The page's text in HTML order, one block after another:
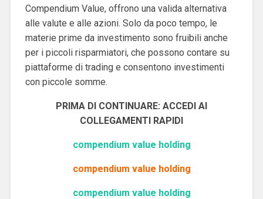
Compendium Value, offrono una valida alternativa
alle valute e alle azioni. Solo da poco tempo, le
materie prime da investimento sono fruibili anche
per i piccoli risparmiatori, che possono contare su
piattaforme di trading e consentono investimenti
con piccole somme.
PRIMA DI CONTINUARE: ACCEDI AI
COLLEGAMENTI RAPIDI
compendium value holding
compendium value holding
compendium value holding